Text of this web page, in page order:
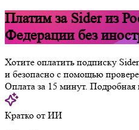
Платим за Sider из
Федерации без
Хотите оплатить подписку
и безопасно с помощью
Оплата за 15 минут. Подробная
Кратко от ИИ